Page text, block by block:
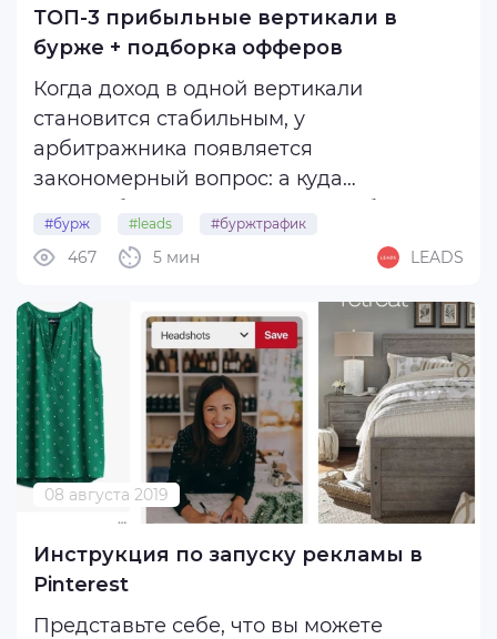
ТОП-3 прибыльные вертикали в
бурже + подборка офферов
Когда доход в одной вертикали
становится стабильным, у
арбитражника появляется
закономерный вопрос: а куда
слить бюджет в никуда?
Диверсификация — это уже не про моду,
а про грамотный подход роста.
Поэтому сегодня — разберём топ-3
белых вертикали в бурже, ...
#бурж #leads #буржтрафик
5 мин
467 LEADS
08 августа 2019
Инструкция по запуску рекламы в
Pinterest
Представьте себе, что вы можете